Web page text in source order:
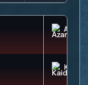
AZAMI
KAID